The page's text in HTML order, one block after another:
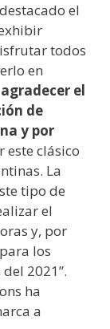
el
todos
en
el
de
y por
este clásico
La
tipo de
el
y, por
los
2021”.
ha
a